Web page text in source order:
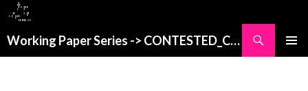
Working Paper Series -> CONTESTED_CITIES